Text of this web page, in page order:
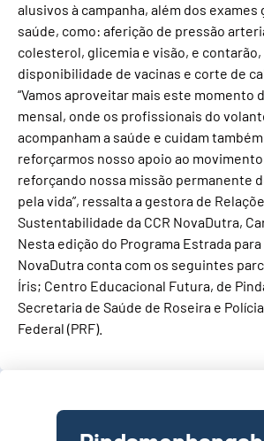
alusivos à campanha, além dos
saúde, como: aferição de pressão
colesterol, glicemia e visão, e
disponibilidade de vacinas e corte de
“Vamos aproveitar mais este momento
mensal, onde os profissionais do
acompanham a saúde e cuidam
reforçarmos nosso apoio ao
reforçando nossa missão permanente
pela vida”, ressalta a gestora de
Sustentabilidade da CCR NovaDutra,
Nesta edição do Programa Estrada para
NovaDutra conta com os seguintes
Íris; Centro Educacional Futura, de
Secretaria de Saúde de Roseira e
Federal (PRF).